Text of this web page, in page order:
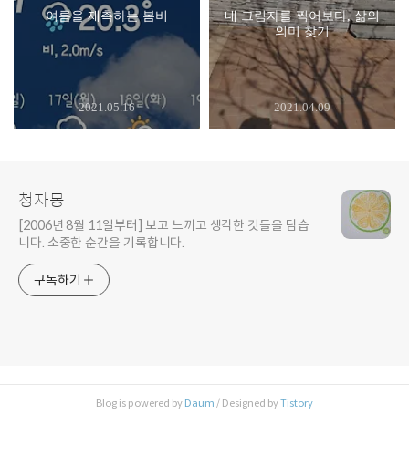
여름을 재촉하는 봄비
2021.05.16
내 그림자를 찍어보다, 삶의
의미 찾기
2021.04.09
청자몽
[2006년 8월 11일부터] 보고 느끼고 생각한 것들을 담습
니다. 소중한 순간을 기록합니다.
구독하기
Blog is powered by Daum / Designed byTistory